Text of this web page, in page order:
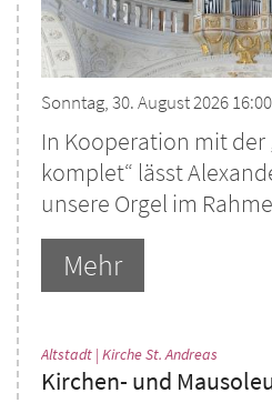
Sonntag, 30. August 2026 16:00
In Kooperation mit der
komplet“ lässt
unsere Orgel im
Mehr
Altstadt | Kirche St. Andreas
Kirchen- und